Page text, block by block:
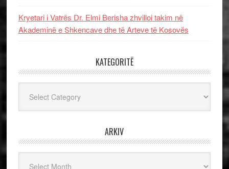
Kryetari i Vatrës Dr. Elmi Berisha zhvilloi takim në
Akademinë e Shkencave dhe të Arteve të Kosovës
KATEGORITË
ARKIV